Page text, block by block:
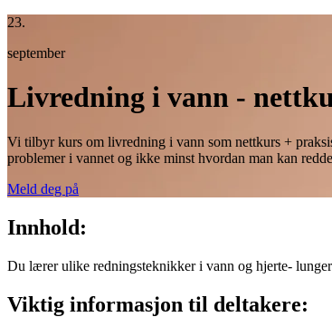
23.
september
Livredning i vann -
Vi tilbyr kurs om livredning i vann som nettkurs +
problemer i vannet og ikke minst hvordan man kan
Meld deg på
Innhold:
Du lærer ulike redningsteknikker i vann og hjerte-
Viktig informasjon til deltakere: